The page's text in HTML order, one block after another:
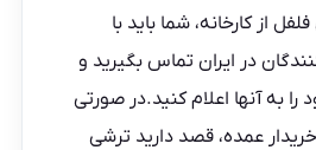
از کارخانه، شما باید با
در ایران تماس بگیرید و
به آنها اعلام کنید.در صورتی
عمده، قصد دارید ترشی